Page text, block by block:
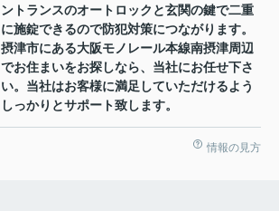
ントランスのオートロックと玄関の鍵で二重
に施錠できるので防犯対策につながります。
摂津市にある大阪モノレール本線南摂津周辺
でお住まいをお探しなら、当社にお任せ下さ
い。当社はお客様に満足していただけるよう
しっかりとサポート致します。
情報の見方